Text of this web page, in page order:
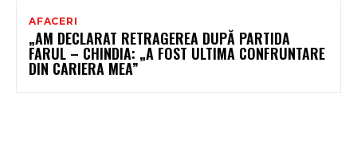
AFACERI
„AM DECLARAT RETRAGEREA DUPĂ PARTIDA
FARUL – CHINDIA: „A FOST ULTIMA CONFRUNTARE
DIN CARIERA MEA”